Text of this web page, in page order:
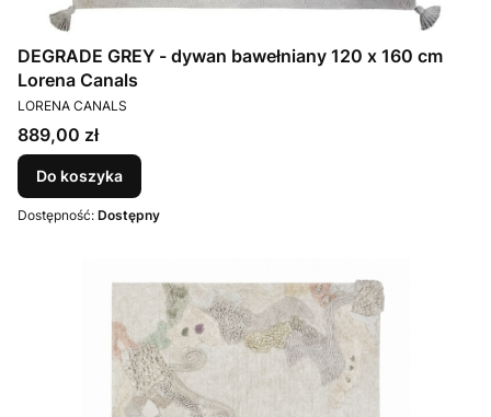
DEGRADE GREY - dywan bawełniany 120 x 160 cm
Lorena Canals
PRODUCENT
LORENA CANALS
Cena
889,00 zł
Do koszyka
Dostępność: Dostępny